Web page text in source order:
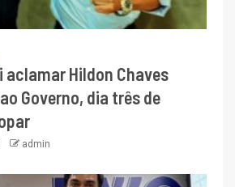
aclamar Hildon Chaves
Governo, dia três de
admin